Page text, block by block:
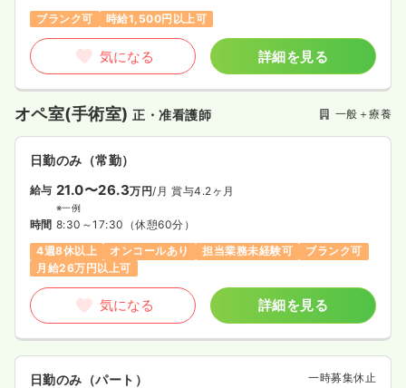
ブランク可
時給1,500円以上可
気になる 詳細を見る
オペ室(手術室)正・准看護師 一般＋療養
日勤のみ（常勤）
給与 21.0〜26.3万円/月 賞与4.2ヶ月
※一例
時間 8:30～17:30 （休憩60分）
4週8休以上
オンコールあり 担当業務未経験可
ブランク可
月給26万円以上可
気になる 詳細を見る
日勤のみ（パート） 一時募集休止